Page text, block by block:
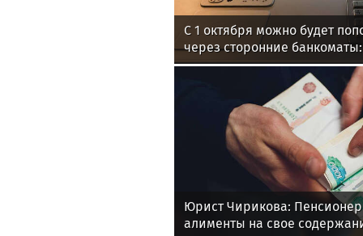
С 1 октября можно будет
через сторонние банкоматы:
безопасно
Юрист Чирикова:
алименты на свое